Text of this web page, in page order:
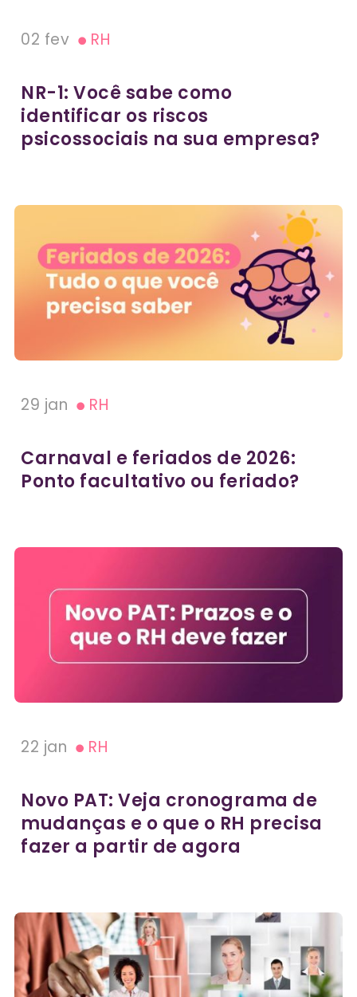
NR-1: Você sabe como
identificar os riscos
psicossociais na sua empresa?
02 fev RH
Carnaval e feriados de 2026:
Ponto facultativo ou feriado?
29 jan RH
Novo PAT: Veja cronograma de
mudanças e o que o RH precisa
fazer a partir de agora
22 jan RH